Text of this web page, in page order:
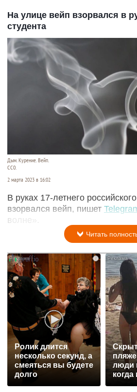
На улице вейп взорвался в
студента
Дым. Курение. Вейп.
СС0.
2 марта 2023 в 16:02
В руках 17-летнего
взорвался вейп, пишет
волне».
Читать
Ролик длится
несколько секунд, а
смеяться вы будете
долго
люди
когда